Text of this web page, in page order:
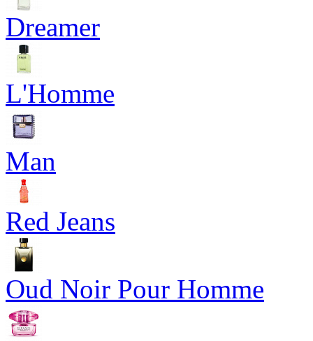
Dreamer
L'Homme
Man
Red Jeans
Oud Noir Pour Homme